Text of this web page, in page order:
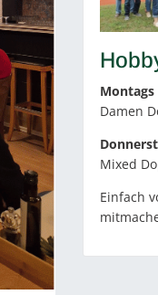
Montags
Damen
Mixed
Einfach